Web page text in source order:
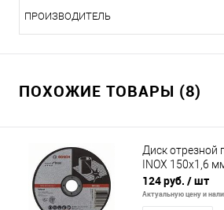
ПРОИЗВОДИТЕЛЬ
ПОХОЖИЕ ТОВАРЫ (8)
Диск отрезной
INOX 150x1,6
124 руб. / шт
Актуальную цену и